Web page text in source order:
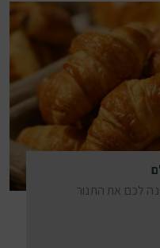
ב-10 דקות שיפנה לכם את התנור